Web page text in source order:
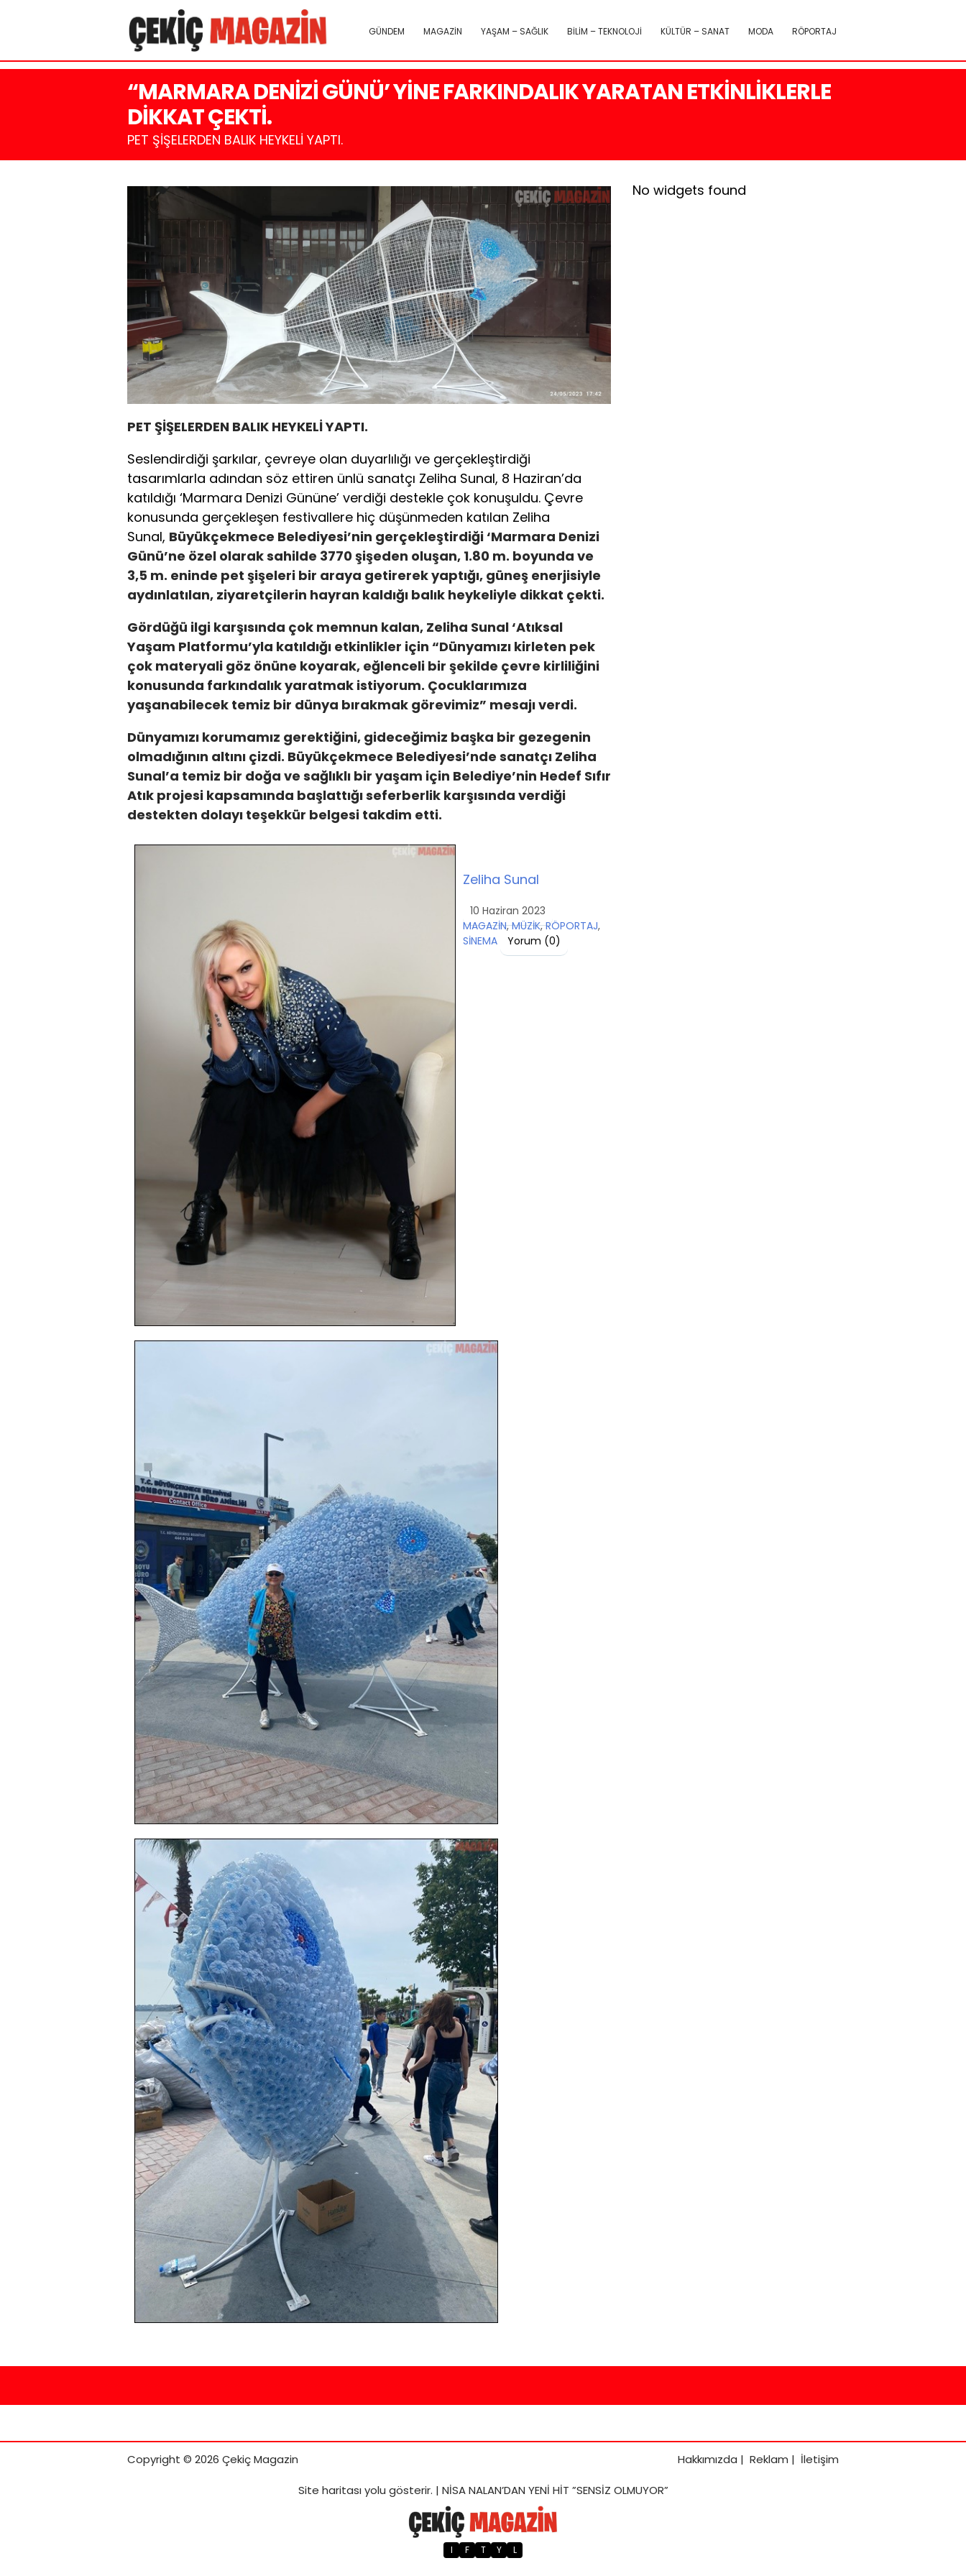
GÜNDEM MAGAZİN YAŞAM – SAĞLIK BİLİM – TEKNOLOJİ KÜLTÜR – SANAT MODA RÖPORTAJ
“MARMARA DENİZİ GÜNÜ’ YİNE FARKINDALIK YARATAN ETKİNLİKLERLE
DİKKAT ÇEKTİ.
PET ŞİŞELERDEN BALIK HEYKELİ YAPTI.
PET ŞİŞELERDEN BALIK HEYKELİ YAPTI.
Seslendirdiği şarkılar, çevreye olan duyarlılığı ve gerçekleştirdiği
tasarımlarla adından söz ettiren ünlü sanatçı Zeliha Sunal, 8 Haziran’da
katıldığı ‘Marmara Denizi Gününe’ verdiği destekle çok konuşuldu. Çevre
konusunda gerçekleşen festivallere hiç düşünmeden katılan Zeliha
Sunal, Büyükçekmece Belediyesi’nin gerçekleştirdiği ‘Marmara Denizi
Günü’ne özel olarak sahilde 3770 şişeden oluşan, 1.80 m. boyunda ve
3,5 m. eninde pet şişeleri bir araya getirerek yaptığı, güneş enerjisiyle
aydınlatılan, ziyaretçilerin hayran kaldığı balık heykeliyle dikkat çekti.
Gördüğü ilgi karşısında çok memnun kalan, Zeliha Sunal ‘Atıksal
Yaşam Platformu’yla katıldığı etkinlikler için “Dünyamızı kirleten pek
çok materyali göz önüne koyarak, eğlenceli bir şekilde çevre kirliliğini
konusunda farkındalık yaratmak istiyorum. Çocuklarımıza
yaşanabilecek temiz bir dünya bırakmak görevimiz” mesajı verdi.
Dünyamızı korumamız gerektiğini, gideceğimiz başka bir gezegenin
olmadığının altını çizdi. Büyükçekmece Belediyesi’nde sanatçı Zeliha
Sunal’a temiz bir doğa ve sağlıklı bir yaşam için Belediye’nin Hedef Sıfır
Atık projesi kapsamında başlattığı seferberlik karşısında verdiği
destekten dolayı teşekkür belgesi takdim etti.
Zeliha Sunal
10 Haziran 2023
MAGAZİN,MÜZİK,RÖPORTAJ,
SİNEMA
Yorum (0)
No widgets found
Copyright © 2026 Çekiç Magazin Hakkımızda | Reklam | İletişim
Site haritasıyolu gösterir. | NİSA NALAN’DAN YENİ HİT ”SENSİZ OLMUYOR”
I F T Y L